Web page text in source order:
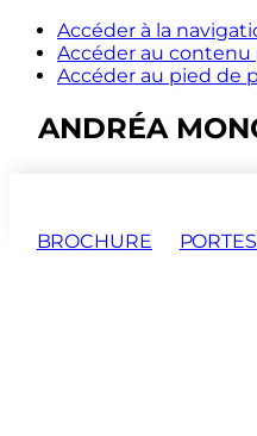
Accéder à la
Accéder au contenu
Accéder au pied de
ANDRÉA
BROCHURE